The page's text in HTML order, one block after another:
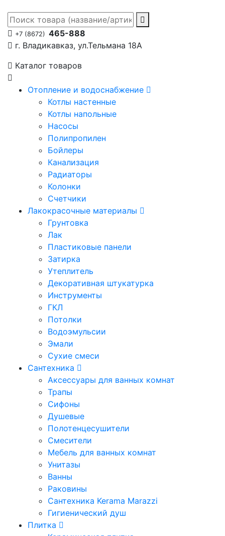
+7 (8672) 465-888
г. Владикавказ, ул.Тельмана 18А
Каталог товаров
Отопление и водоснабжение
Котлы настенные
Котлы напольные
Насосы
Полипропилен
Бойлеры
Канализация
Радиаторы
Колонки
Счетчики
Лакокрасочные материалы
Грунтовка
Лак
Пластиковые панели
Затирка
Утеплитель
Декоративная штукатурка
Инструменты
ГКЛ
Потолки
Водоэмульсии
Эмали
Сухие смеси
Сантехника
Аксессуары для ванных комнат
Трапы
Сифоны
Душевые
Полотенцесушители
Смесители
Мебель для ванных комнат
Унитазы
Ванны
Раковины
Сантехника Kerama Marazzi
Гигиенический душ
Плитка